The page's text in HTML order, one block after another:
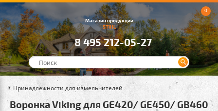
Магазин продукции
STIHL
8 495 212-05-27
0
Принадлежности для измельчителей
Воронка Viking для GE420/ GE450/ GB460